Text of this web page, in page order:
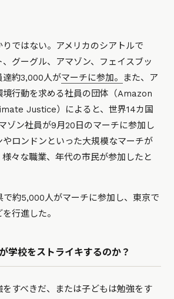
ではない。アメリカのシアトルで
グーグル、アマゾン、フェイスブッ
達約3,000人がマーチに参加。
また、ア
境行動を求める社員の団体（Amazon
Justice）によると、世界14カ国
ゾン社員が9月20日のマーチに参加し
ロンドンといった大規模なマーチが
々な職業、年代の市民が参加したと
で約5,000人がマーチに参加し、東京で
行進した。
学校をストライキするのか？
すべきだ、または子どもは勉強をす